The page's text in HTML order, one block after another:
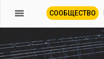
СООБЩЕСТВО